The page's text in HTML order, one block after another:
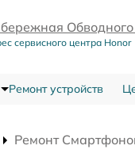
сервисного центра Honor
Ремонт устройств
Ремонт